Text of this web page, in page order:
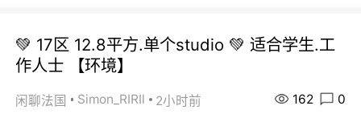
💚 17区 12.8平方.单个studio 💚 适合学生.工
作人士 【环境】
闲聊法国 Simon_RIRIl 2小时前 162 0